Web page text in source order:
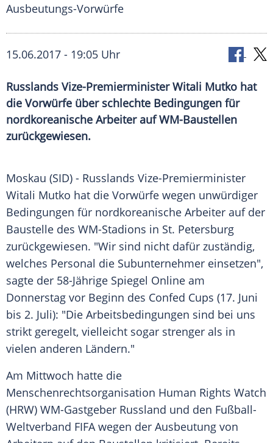
Ausbeutungs-Vorwürfe
15.06.2017 - 19:05 Uhr
Russlands Vize-Premierminister Witali Mutko hat
die Vorwürfe über schlechte Bedingungen für
nordkoreanische Arbeiter auf WM-Baustellen
zurückgewiesen.
Moskau (SID) - Russlands Vize-Premierminister
Witali Mutko hat die Vorwürfe wegen unwürdiger
Bedingungen für nordkoreanische Arbeiter auf der
Baustelle des WM-Stadions in St. Petersburg
zurückgewiesen. "Wir sind nicht dafür zuständig,
welches Personal die Subunternehmer einsetzen",
sagte der 58-Jährige Spiegel Online am
Donnerstag vor Beginn des Confed Cups (17. Juni
bis 2. Juli): "Die Arbeitsbedingungen sind bei uns
strikt geregelt, vielleicht sogar strenger als in
vielen anderen Ländern."
Am Mittwoch hatte die
Menschenrechtsorganisation Human Rights Watch
(HRW) WM-Gastgeber Russland und den Fußball-
Weltverband FIFAwegen der Ausbeutung von